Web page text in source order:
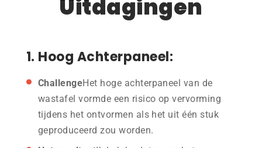
Uitdagingen
1. Hoog Achterpaneel:
ChallengeHet hoge achterpaneel van de
wastafel vormde een risico op vervorming
tijdens het ontvormen als het uit één stuk
geproduceerd zou worden.